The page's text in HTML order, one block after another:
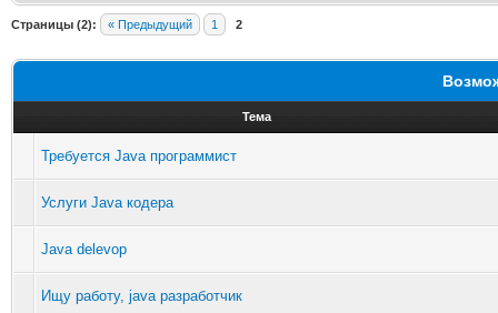
Страницы (2): « Предыдущий 1 2
Тема
Требуется Java программист
Услуги Java кодера
Java delevop
Ищу работу, java разработчик